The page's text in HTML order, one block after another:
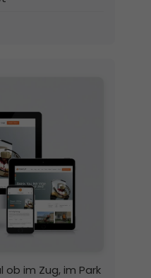
ob im Zug, im Park